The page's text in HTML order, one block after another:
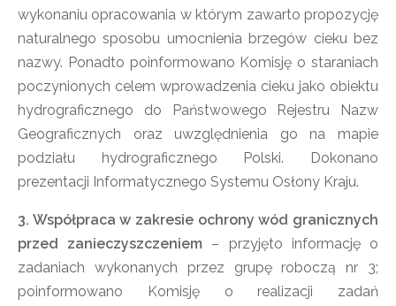
wykonaniu opracowania w którym zawarto propozycję
naturalnego sposobu umocnienia brzegów cieku bez
nazwy. Ponadto poinformowano Komisję o staraniach
poczynionych celem wprowadzenia cieku jako obiektu
hydrograficznego do Państwowego Rejestru Nazw
Geograficznych oraz uwzględnienia go na mapie
podziału hydrograficznego Polski. Dokonano
prezentacji Informatycznego Systemu Osłony Kraju.
3. Współpraca w zakresie ochrony wód granicznych
przed zanieczyszczeniem – przyjęto informację o
zadaniach wykonanych przez grupę roboczą nr 3;
poinformowano Komisję o realizacji zadań